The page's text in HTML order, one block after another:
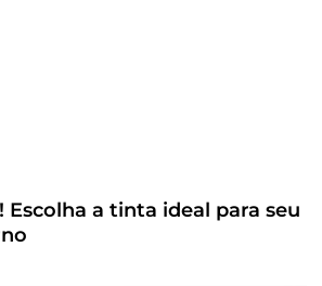
a tinta ideal para seu